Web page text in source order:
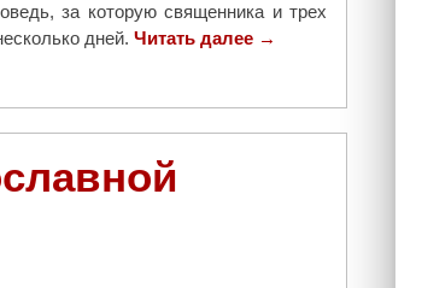
за которую священника и трех
дней. Читать далее "→